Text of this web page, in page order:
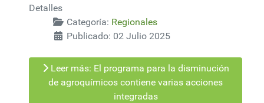
Detalles
Categoría: Regionales
Publicado: 02 Julio 2025
Leer más: El programa para la disminución
de agroquímicos contiene varias acciones
integradas